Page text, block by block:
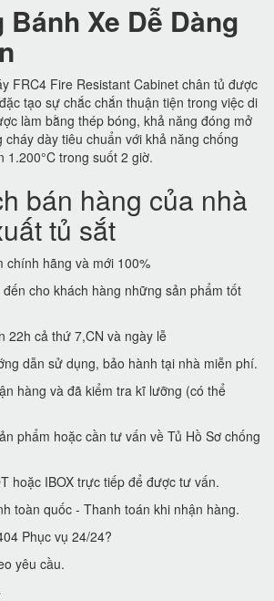
Bánh Xe Dễ Dàng
FRC4 Fire Resistant Cabinet chân tủ được
tạo sự chắc chắn thuận tiện trong việc di
làm bằng thép bóng, khả năng đóng mở
cháy dày tiêu chuẩn với khả năng chống
1.200°C trong suốt 2 giờ.
bán hàng của nhà
tủ sắt
chính hãng và mới 100%
cho khách hàng những sản phẩm tốt
22h cả thứ 7,CN và ngày lễ
dẫn sử dụng, bảo hành tại nhà miễn phí.
hàng và đã kiểm tra kĩ lưỡng (có thể
phẩm hoặc cần tư vấn về Tủ Hồ Sơ chống
hoặc IBOX trực tiếp để được tư vấn.
toàn quốc - Thanh toán khi nhận hàng.
Phục vụ 24/24?
yêu cầu.